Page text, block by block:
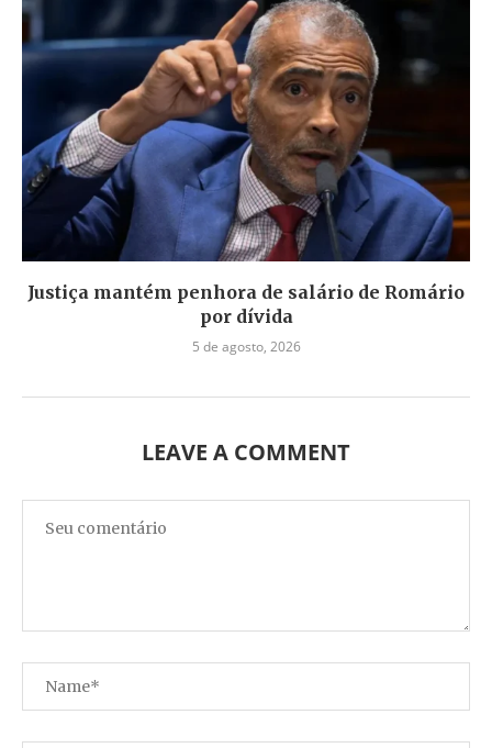
Justiça mantém penhora de salário de Romário
por dívida
5 de agosto, 2026
LEAVE A COMMENT